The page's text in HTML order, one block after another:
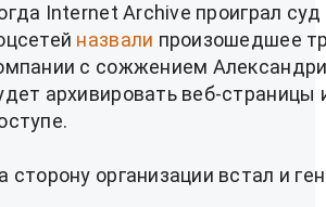
Internet Archive проиграл
назвали произошедшее
с сожжением
архивировать веб-
сторону организации встал и